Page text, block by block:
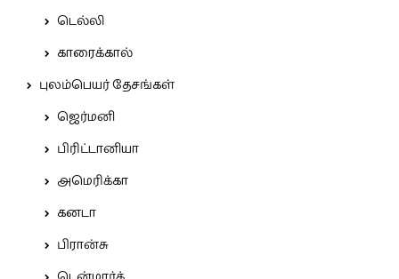
டெல்லி
காரைக்கால்
புலம்பெயர் தேசங்கள்
ஜெர்மனி
பிரிட்டானியா
அமெரிக்கா
கனடா
பிரான்சு